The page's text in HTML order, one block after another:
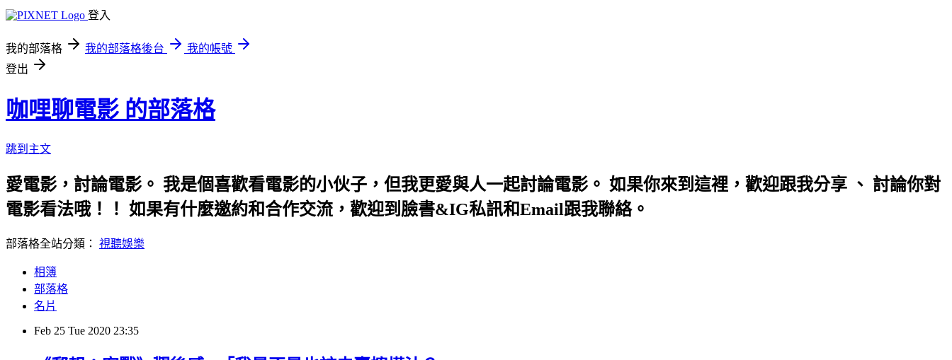
登入
我的部落格 我的部落格後台
我的帳號
登出
咖哩聊電影 的部落格
跳到主文
愛電影，討論電影。 我是個喜歡看電影的小伙子，但我更愛與人一起討論電影。 如果你來到這裡，歡迎跟我分享 、 討論你對
電影看法哦！！ 如果有什麼邀約和合作交流，歡迎到臉書&IG私訊和Email跟我聯絡。
部落格全站分類： 視聽娛樂
相簿
部落格
名片
Feb 25 Tue 2020 23:35